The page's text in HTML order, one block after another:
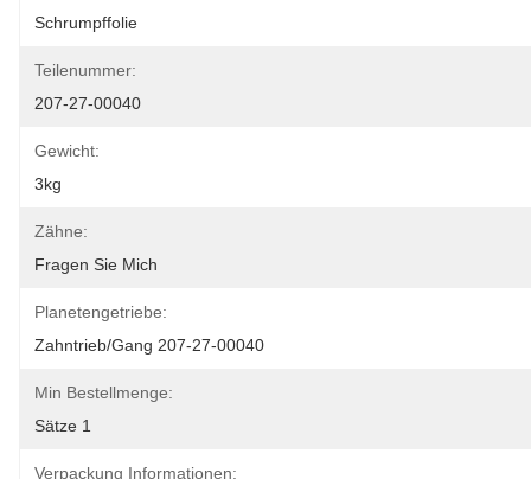
Schrumpffolie
Teilenummer:
207-27-00040
Gewicht:
3kg
Zähne:
Fragen Sie Mich
Planetengetriebe:
Zahntrieb/Gang 207-27-00040
Min Bestellmenge:
Sätze 1
Verpackung Informationen: